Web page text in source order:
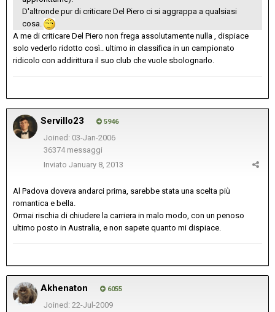
D'altronde pur di criticare Del Piero ci si aggrappa a qualsiasi
cosa.
A me di criticare Del Piero non frega assolutamente nulla , dispiace
solo vederlo ridotto così.. ultimo in classifica in un campionato
ridicolo con addirittura il suo club che vuole sbolognarlo.
Servillo23 5946
Joined: 03-Jan-2006
36374 messaggi
Inviato January 8, 2013
Al Padova doveva andarci prima, sarebbe stata una scelta più
romantica e bella.
Ormai rischia di chiudere la carriera in malo modo, con un penoso
ultimo posto in Australia, e non sapete quanto mi dispiace.
Akhenaton 6055
Joined: 22-Jul-2009